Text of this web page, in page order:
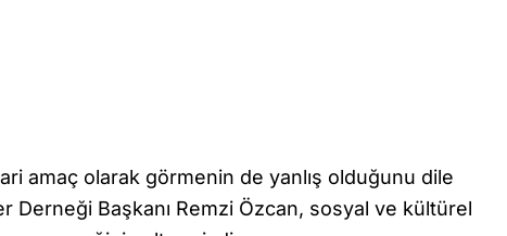
amaç olarak görmenin de yanlış olduğunu dile
Derneği Başkanı Remzi Özcan, sosyal ve kültürel